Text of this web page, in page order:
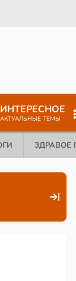
ИНТЕРЕСНОЕ
АКТУАЛЬНЫЕ ТЕМЫ
ЗДРАВОЕ